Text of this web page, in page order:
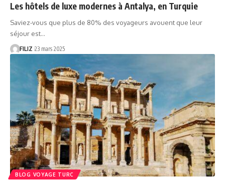
Les hôtels de luxe modernes à Antalya, en Turquie
Saviez-vous que plus de 80% des voyageurs avouent que leur
séjour est…
FILIZ 23 mars 2025
BLOG VOYAGE TURC